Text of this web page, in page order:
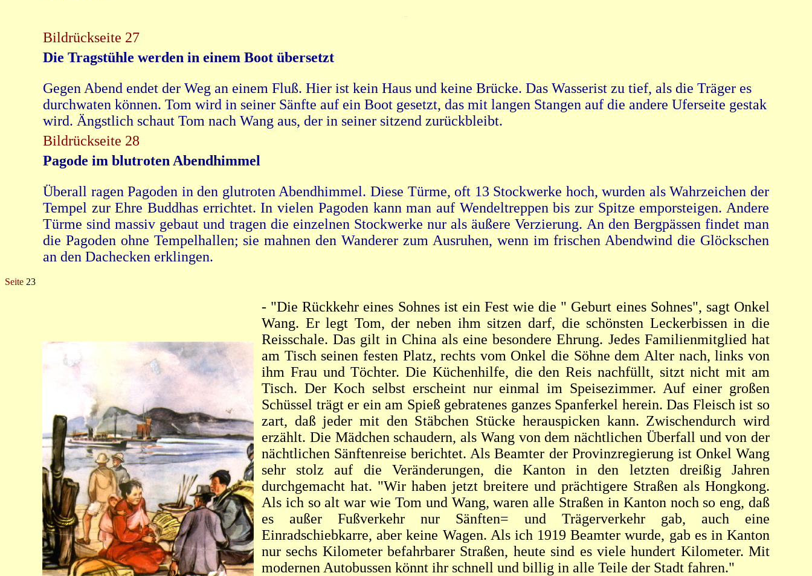
Bildrückseite 27
Die Tragstühle werden in einem Boot übersetzt
Gegen Abend endet der Weg an einem Fluß. Hier ist kein Haus und keine Brücke. Das Wasserist zu tief, als die Träger es
durchwaten können. Tom wird in seiner Sänfte auf ein Boot gesetzt, das mit langen Stangen auf die andere Uferseite gestak
wird. Ängstlich schaut Tom nach Wang aus, der in seiner sitzend zurückbleibt.
Bildrückseite 28
Pagode im blutroten Abendhimmel
Überall ragen Pagoden in den glutroten Abendhimmel. Diese Türme, oft 13 Stockwerke hoch, wurden als Wahrzeichen der
Tempel zur Ehre Buddhas errichtet. In vielen Pagoden kann man auf Wendeltreppen bis zur Spitze emporsteigen. Andere
Türme sind massiv gebaut und tragen die einzelnen Stockwerke nur als äußere Verzierung. An den Bergpässen findet man
die Pagoden ohne Tempelhallen; sie mahnen den Wanderer zum Ausruhen, wenn im frischen Abendwind die Glöckschen
an den Dachecken erklingen.
Seite 23
- "Die Rückkehr eines Sohnes ist ein Fest wie die " Geburt eines Sohnes", sagt Onkel
Wang. Er legt Tom, der neben ihm sitzen darf, die schönsten Leckerbissen in die
Reisschale. Das gilt in China als eine besondere Ehrung. Jedes Familienmitglied hat
am Tisch seinen festen Platz, rechts vom Onkel die Söhne dem Alter nach, links von
ihm Frau und Töchter. Die Küchenhilfe, die den Reis nachfüllt, sitzt nicht mit am
Tisch. Der Koch selbst erscheint nur einmal im Speisezimmer. Auf einer großen
Schüssel trägt er ein am Spieß gebratenes ganzes Spanferkel herein. Das Fleisch ist so
zart, daß jeder mit den Stäbchen Stücke herauspicken kann. Zwischendurch wird
erzählt. Die Mädchen schaudern, als Wang von dem nächtlichen Überfall und von der
nächtlichen Sänftenreise berichtet. Als Beamter der Provinzregierung ist Onkel Wang
sehr stolz auf die Veränderungen, die Kanton in den letzten dreißig Jahren
durchgemacht hat. "Wir haben jetzt breitere und prächtigere Straßen als Hongkong.
Als ich so alt war wie Tom und Wang, waren alle Straßen in Kanton noch so eng, daß
es außer Fußverkehr nur Sänften= und Trägerverkehr gab, auch eine
Einradschiebkarre, aber keine Wagen. Als ich 1919 Beamter wurde, gab es in Kanton
nur sechs Kilometer befahrbarer Straßen, heute sind es viele hundert Kilometer. Mit
modernen Autobussen könnt ihr schnell und billig in alle Teile der Stadt fahren."